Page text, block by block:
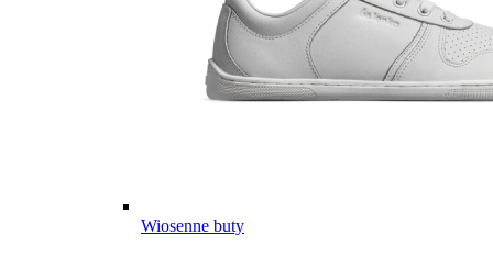
Wiosenne buty